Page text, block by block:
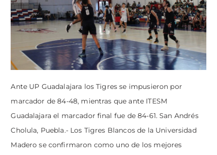
Ante UP Guadalajara los Tigres se impusieron por
marcador de 84-48, mientras que ante ITESM
Guadalajara el marcador final fue de 84-61. San Andrés
Cholula, Puebla.- Los Tigres Blancos de la Universidad
Madero se confirmaron como uno de los mejores